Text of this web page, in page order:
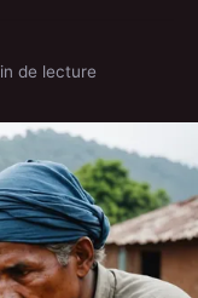
de lecture